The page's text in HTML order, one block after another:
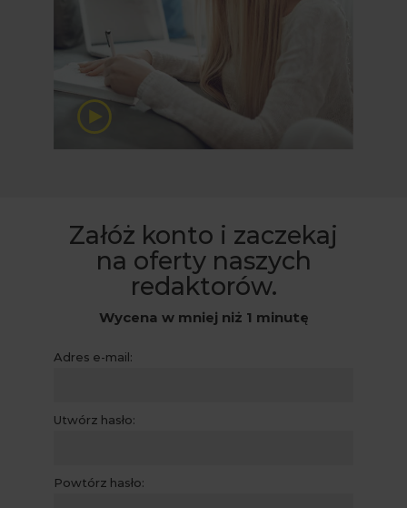
Załóż konto i zaczekaj
na oferty naszych
redaktorów.
Wycena w mniej niż 1 minutę
Adres e-mail:
Utwórz hasło:
Powtórz hasło: